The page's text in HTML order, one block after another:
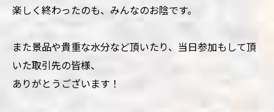
楽しく終わったのも、みんなのお陰です。
また景品や貴重な水分など頂いたり、当日参加もして頂
いた取引先の皆様、
ありがとうございます！